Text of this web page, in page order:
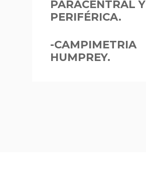
PARACENTRAL Y
PERIFÉRICA.
-CAMPIMETRIA
HUMPREY.